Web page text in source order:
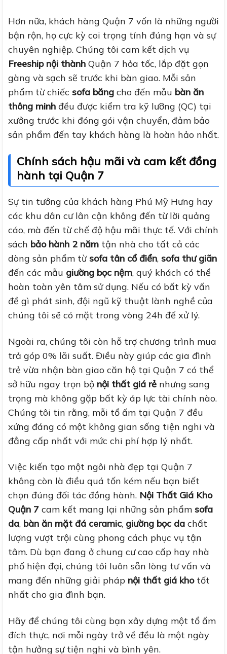
Hơn nữa, khách hàng Quận 7 vốn là những người
bận rộn, họ cực kỳ coi trọng tính đúng hạn và sự
chuyên nghiệp. Chúng tôi cam kết dịch vụ
Freeship nội thành Quận 7 hỏa tốc, lắp đặt gọn
gàng và sạch sẽ trước khi bàn giao. Mỗi sản
phẩm từ chiếc sofa băng cho đến mẫu bàn ăn
thông minh đều được kiểm tra kỹ lưỡng (QC) tại
xưởng trước khi đóng gói vận chuyển, đảm bảo
sản phẩm đến tay khách hàng là hoàn hảo nhất.
Chính sách hậu mãi và cam kết đồng
hành tại Quận 7
Sự tin tưởng của khách hàng Phú Mỹ Hưng hay
các khu dân cư lân cận không đến từ lời quảng
cáo, mà đến từ chế độ hậu mãi thực tế. Với chính
sách bảo hành 2 năm tận nhà cho tất cả các
dòng sản phẩm từsofa tân cổ điển, sofa thư giãn
đến các mẫu giường bọc nệm, quý khách có thể
hoàn toàn yên tâm sử dụng. Nếu có bất kỳ vấn
đề gì phát sinh, đội ngũ kỹ thuật lành nghề của
chúng tôi sẽ có mặt trong vòng 24h để xử lý.
Ngoài ra, chúng tôi còn hỗ trợ chương trình mua
trả góp 0% lãi suất. Điều này giúp các gia đình
trẻ vừa nhận bàn giao căn hộ tại Quận 7 có thể
sở hữu ngay trọn bộ nội thất giá rẻ nhưng sang
trọng mà không gặp bất kỳ áp lực tài chính nào.
Chúng tôi tin rằng, mỗi tổ ấm tại Quận 7 đều
xứng đáng có một không gian sống tiện nghi và
đẳng cấp nhất với mức chi phí hợp lý nhất.
Việc kiến tạo một ngôi nhà đẹp tại Quận 7
không còn là điều quá tốn kém nếu bạn biết
chọn đúng đối tác đồng hành. Nội Thất Giá Kho
Quận 7 cam kết mang lại những sản phẩm sofa
da, bàn ăn mặt đá ceramic, giường bọc da chất
lượng vượt trội cùng phong cách phục vụ tận
tâm. Dù bạn đang ở chung cư cao cấp hay nhà
phố hiện đại, chúng tôi luôn sẵn lòng tư vấn và
mang đến những giải pháp nội thất giá khotốt
nhất cho gia đình bạn.
Hãy để chúng tôi cùng bạn xây dựng một tổ ấm
đích thực, nơi mỗi ngày trở về đều là một ngày
tận hưởng sự tiện nghi và bình yên.